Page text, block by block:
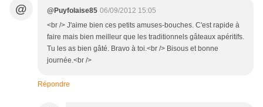
@ @Puyfolaise85 06/09/2012 15:05
<br /> J'aime bien ces petits amuses-bouches. C'est rapide à
faire mais bien meilleur que les traditionnels gâteaux apéritifs.
Tu les as bien gâté. Bravo à toi.<br /> Bisous et bonne
journée.<br />
Répondre